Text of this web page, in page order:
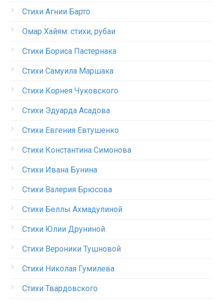
Стихи Агнии Барто
Омар Хайям: стихи, рубаи
Стихи Бориса Пастернака
Стихи Самуила Маршака
Стихи Корнея Чуковского
Стихи Эдуарда Асадова
Стихи Евгения Евтушенко
Стихи Константина Симонова
Стихи Ивана Бунина
Стихи Валерия Брюсова
Стихи Беллы Ахмадулиной
Стихи Юлии Друниной
Стихи Вероники Тушновой
Стихи Николая Гумилева
Стихи Твардовского